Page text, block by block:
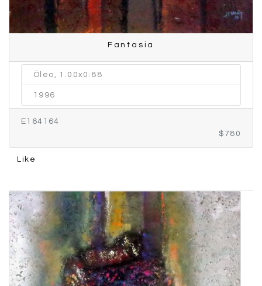
Fantasia
Óleo, 1.00x0.88
1996
E164164
$780
Like